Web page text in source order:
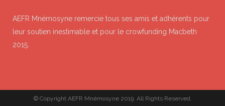
AEFR Mnémosyne remercie tous ses amis et adhérents pour
leur soutien inestimable et pour le crowfunding Macbeth
2015.
© Copyright AEFR Mnémosyne 2019. All Rights Reserved.